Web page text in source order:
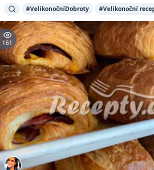
#VelikonočníDobroty #Velikonoční
161